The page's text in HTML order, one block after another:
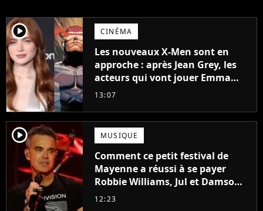
player2 CINÉMA
Les nouveaux X-Men sont en
approche : après Jean Grey, les
acteurs qui vont jouer Emma
Frost et Cyclope trouvés !
13:07
player2 MUSIQUE
Comment ce petit festival de
Mayenne a réussi à se payer
Robbie Williams, Jul et Damso
cette année ?
12:23